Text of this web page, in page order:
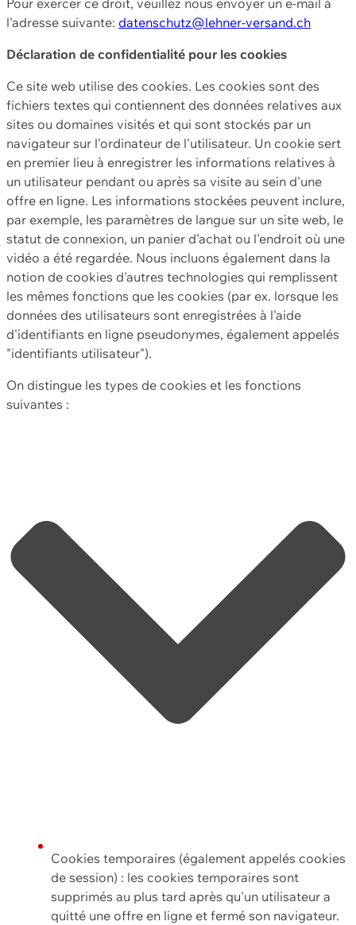
l'adresse suivante: datenschutz@lehner-versand.ch
Déclaration de confidentialité pour les cookies
Ce site web utilise des cookies. Les cookies sont des
fichiers textes qui contiennent des données relatives aux
sites ou domaines visités et qui sont stockés par un
navigateur sur l'ordinateur de l'utilisateur. Un cookie sert
en premier lieu à enregistrer les informations relatives à
un utilisateur pendant ou après sa visite au sein d'une
offre en ligne. Les informations stockées peuvent inclure,
par exemple, les paramètres de langue sur un site web, le
statut de connexion, un panier d'achat ou l'endroit où une
vidéo a été regardée. Nous incluons également dans la
notion de cookies d'autres technologies qui remplissent
les mêmes fonctions que les cookies (par ex. lorsque les
données des utilisateurs sont enregistrées à l'aide
d'identifiants en ligne pseudonymes, également appelés
"identifiants utilisateur").
On distingue les types de cookies et les fonctions
suivantes :
Cookies temporaires (également appelés cookies
de session) : les cookies temporaires sont
supprimés au plus tard après qu'un utilisateur a
quitté une offre en ligne et fermé son navigateur.